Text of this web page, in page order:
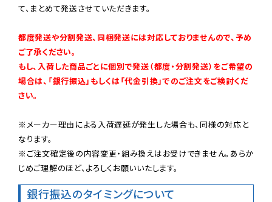
て、まとめて発送させていただきます。
都度発送や分割発送、同梱発送には対応しておりませんので、予め
ご了承ください。
もし、入荷した商品ごとに個別で発送（都度・分割発送）をご希望の
場合は、「銀行振込」もしくは「代金引換」でのご注文をご検討くだ
さい。
※メーカー理由による入荷遅延が発生した場合も、同様の対応と
なります。
※ご注文確定後の内容変更・組み換えはお受けできません。あらか
じめご理解のほど、よろしくお願いいたします。
銀行振込のタイミングについて